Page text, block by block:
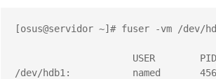
[osus@servidor ~]# fuser -vm /dev/
USER        PID
/dev/hdb1:           named